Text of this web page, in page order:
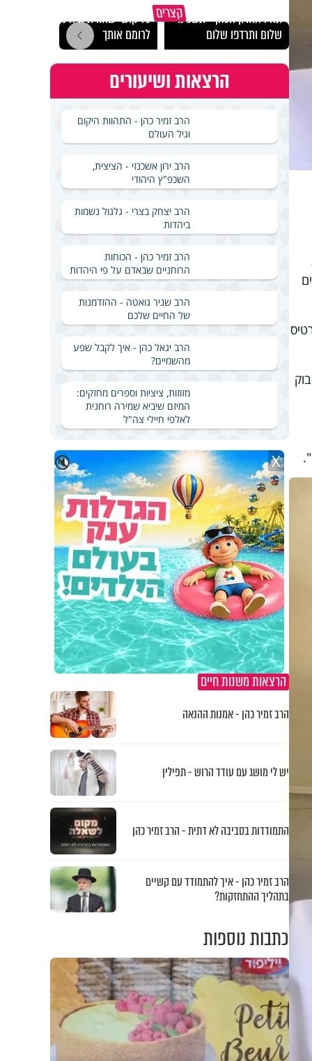
קצריםתהיו אהרון הכהן - תשכינו
שלום ותרדפו שלום
כל קושי שחווית היה ניסיון
לרומם אותך
הרצאות ושיעורים
הרב זמיר כהן - התהוות היקום
וגיל העולם
הרב ירון אשכנזי - הציצית,
השכפ"ץ היהודי
הרב יצחק בצרי - גלגול נשמות
ביהדות
הרב זמיר כהן - הכוחות
הרוחניים שבאדם על פי היהדות
הרב שניר גואטה - ההזדמנות
של החיים שלכם
הרב יגאל כהן - איך לקבל שפע
מהשמיים?
מזוזות, ציציות וספרים מחזקים:
המיזם שיביא שמירה רוחנית
לאלפי חיילי צה"ל
🔇 X
הרצאות משנות חיים
הרב זמיר כהן - אמנות ההנאה
יש לי מושג עם עודד הרוש - תפילין
התמודדות בסביבה לא דתית - הרב זמיר כהן
הרב זמיר כהן - איך להתמודד עם קשיים
בתהליך ההתחזקות?
כתבות נוספות